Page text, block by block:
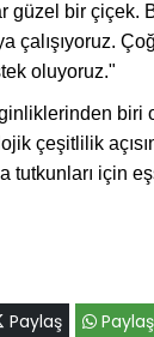
güzel bir çiçek.
çalışıyoruz.
oluyoruz."
biri
çeşitlilik
tutkunları için
Paylaş Paylaş